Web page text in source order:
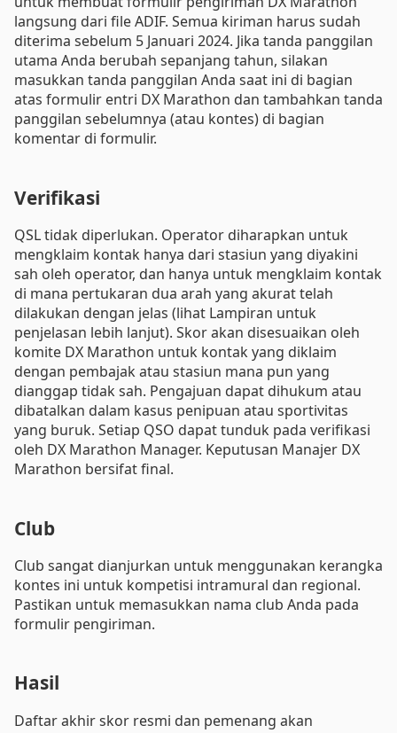
langsung dari file ADIF. Semua kiriman harus sudah
diterima sebelum 5 Januari 2024. Jika tanda panggilan
utama Anda berubah sepanjang tahun, silakan
masukkan tanda panggilan Anda saat ini di bagian
atas formulir entri DX Marathon dan tambahkan tanda
panggilan sebelumnya (atau kontes) di bagian
komentar di formulir.
Verifikasi
QSL tidak diperlukan. Operator diharapkan untuk
mengklaim kontak hanya dari stasiun yang diyakini
sah oleh operator, dan hanya untuk mengklaim kontak
di mana pertukaran dua arah yang akurat telah
dilakukan dengan jelas (lihat Lampiran untuk
penjelasan lebih lanjut). Skor akan disesuaikan oleh
komite DX Marathon untuk kontak yang diklaim
dengan pembajak atau stasiun mana pun yang
dianggap tidak sah. Pengajuan dapat dihukum atau
dibatalkan dalam kasus penipuan atau sportivitas
yang buruk. Setiap QSO dapat tunduk pada verifikasi
oleh DX Marathon Manager. Keputusan Manajer DX
Marathon bersifat final.
Club
Club sangat dianjurkan untuk menggunakan kerangka
kontes ini untuk kompetisi intramural dan regional.
Pastikan untuk memasukkan nama club Anda pada
formulir pengiriman.
Hasil
Daftar akhir skor resmi dan pemenang akan